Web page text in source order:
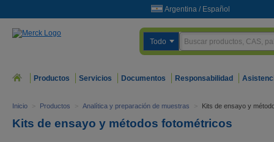
Argentina / Español
Todo
Productos Servicios Documentos Responsabilidad
Inicio > Productos > Analítica y preparación de muestras > Kits de ensayo y
Kits de ensayo y métodos fotométricos